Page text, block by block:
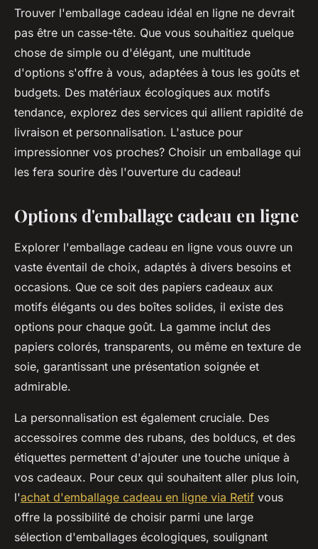
Les meilleures options
d'emballage cadeau en ligne à
découvrir
ouida•26 février 2025•3 min de lecture
Trouver l'emballage cadeau idéal en ligne ne devrait
pas être un casse-tête. Que vous souhaitiez quelque
chose de simple ou d'élégant, une multitude
d'options s'offre à vous, adaptées à tous les goûts et
budgets. Des matériaux écologiques aux motifs
tendance, explorez des services qui allient rapidité de
livraison et personnalisation. L'astuce pour
impressionner vos proches? Choisir un emballage qui
les fera sourire dès l'ouverture du cadeau!
Options d'emballage cadeau en ligne
Explorer l'emballage cadeau en ligne vous ouvre un
vaste éventail de choix, adaptés à divers besoins et
occasions. Que ce soit des papiers cadeaux aux
motifs élégants ou des boîtes solides, il existe des
options pour chaque goût. La gamme inclut des
papiers colorés, transparents, ou même en texture de
soie, garantissant une présentation soignée et
admirable.
La personnalisation est également cruciale. Des
accessoires comme des rubans, des bolducs, et des
étiquettes permettent d'ajouter une touche unique à
vos cadeaux. Pour ceux qui souhaitent aller plus loin,
l'achat d'emballage cadeau en ligne via Retif vous
offre la possibilité de choisir parmi une large
sélection d'emballages écologiques, soulignant